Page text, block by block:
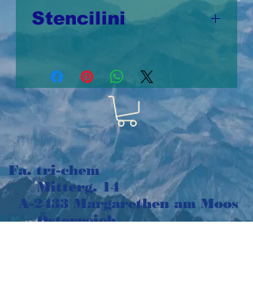
Stencilini
Kunststoff 10cm x
12,5cm,
wiederverwendbar
Fa. tri-chem
Mitterg. 14
A-2433 Margarethen am Moos
Österreich